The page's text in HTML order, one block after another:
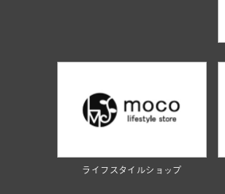
ライフスタイルショップ